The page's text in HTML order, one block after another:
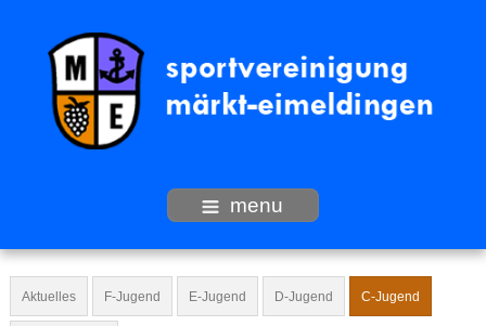
menu
Aktuelles F-Jugend E-Jugend D-Jugend C-Jugend